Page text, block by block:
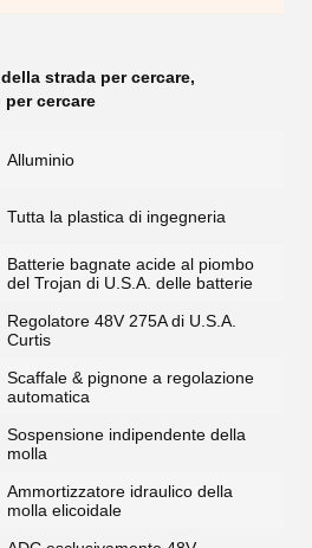
strada per cercare,
cercare
Alluminio
Tutta la plastica di ingegneria
Batterie bagnate acide al piombo
del Trojan di U.S.A. delle batterie
Regolatore 48V 275A di U.S.A.
Curtis
Scaffale & pignone a regolazione
automatica
Sospensione indipendente della
molla
Ammortizzatore idraulico della
molla elicoidale